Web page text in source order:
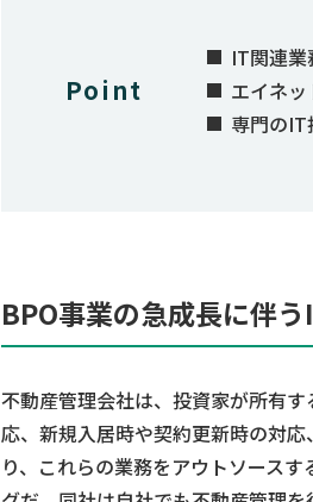
Point
IT関連
エイネ
専門のIT
BPO事業の急成長に伴
不動産管理会社は、投資家が所有
応、新規入居時や契約更新時の対
り、これらの業務をアウトソース